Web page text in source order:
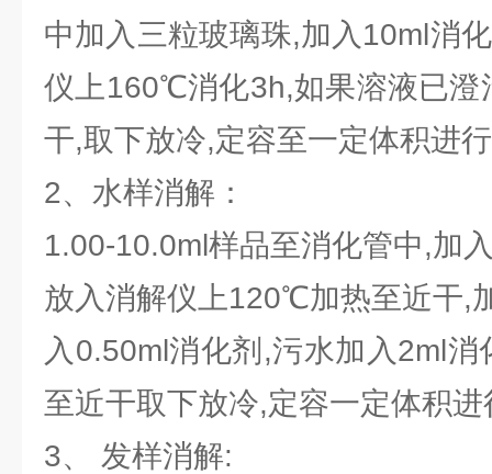
中加入三粒玻璃珠,加入10ml消
仪上160℃消化3h,如果溶液已
干,取下放冷,定容至一定体积进
2、水样消解：
1.00-10.0ml样品至消化管中,加
放入消解仪上120℃加热至近干,
入0.50ml消化剂,污水加入2ml
至近干取下放冷,定容一定体积进
3、 发样消解: